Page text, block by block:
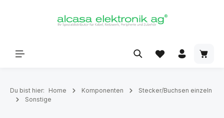
Du bist hier: Home Komponenten
Stecker/Buchsen einzeln
Sonstige